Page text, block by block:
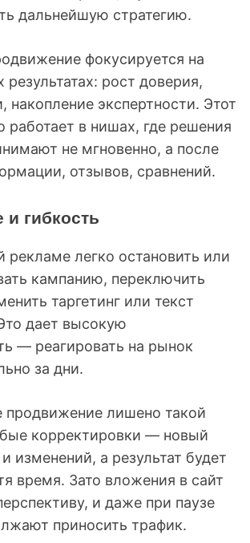
дальнейшую стратегию.
фокусируется на
результатах: рост доверия,
накопление экспертности. Этот
работает в нишах, где решения
не мгновенно, а после
отзывов, сравнений.
и гибкость
рекламе легко остановить или
кампанию, переключить
таргетинг или текст
дает высокую
— реагировать на рынок
за дни.
продвижение лишено такой
корректировки — новый
изменений, а результат будет
время. Зато вложения в сайт
и даже при паузе
приносить трафик.